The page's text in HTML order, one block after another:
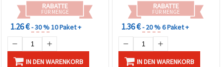
RABATTE
FÜR MENGE
1.26 €- 30 %10 Paket +
IN DEN WARENKORB
RABATTE
FÜR MENGE
1.36 €- 20 %6 Paket +
IN DEN WARENKORB